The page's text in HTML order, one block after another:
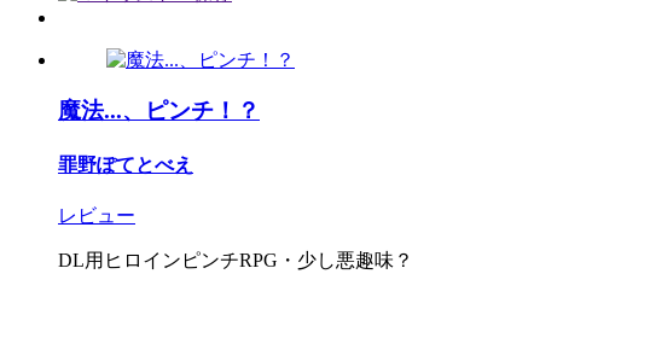
魔法...、ピンチ！？
罪野ぽてとべえ
レビュー
DL用ヒロインピンチRPG・少し悪趣味？